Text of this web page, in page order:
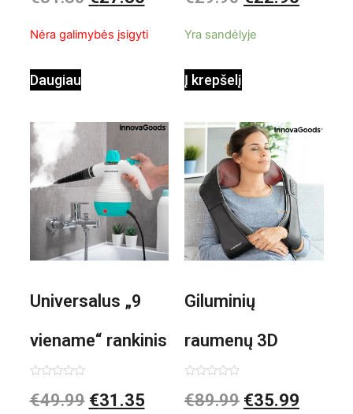
iš
Nėra galimybės įsigyti
Daugiau
iš
Yra sandėlyje
Į krepšelį
Universalus „9
viename“ rankinis
garintuvas su
0
iš
€49.99 €31.35
Giluminių
raumenų 3D
elektrinis
0
iš
€89.99 €35.99